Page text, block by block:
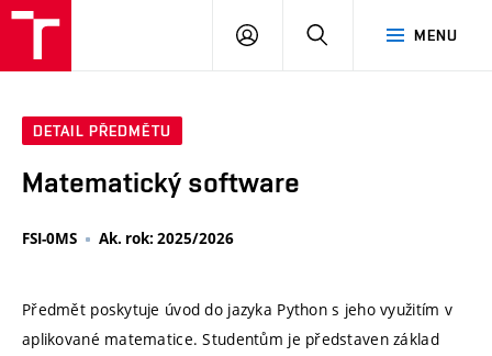
MENU
PŘIHLÁSIT
DETAIL PŘEDMĚTU
Matematický software
FSI-0MS Ak. rok: 2025/2026
Předmět poskytuje úvod do jazyka Python s jeho využitím v
aplikované matematice. Studentům je představen základ